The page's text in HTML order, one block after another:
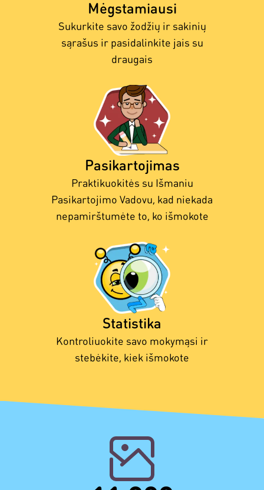
Mėgstamiausi
Sukurkite savo žodžių ir sakinių
sąrašus ir pasidalinkite jais su
draugais
Pasikartojimas
Praktikuokitės su Išmaniu
Pasikartojimo Vadovu, kad niekada
nepamirštumėte to, ko išmokote
Statistika
Kontroliuokite savo mokymąsi ir
stebėkite, kiek išmokote